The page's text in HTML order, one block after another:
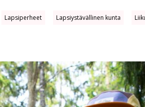
Lapsiperheet Lapsiystävällinen kunta